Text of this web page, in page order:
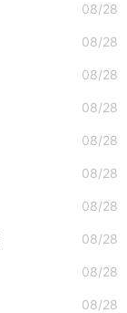
08/28
08/28
08/28
08/28
08/28
08/28
08/28
08/28
08/28
08/28